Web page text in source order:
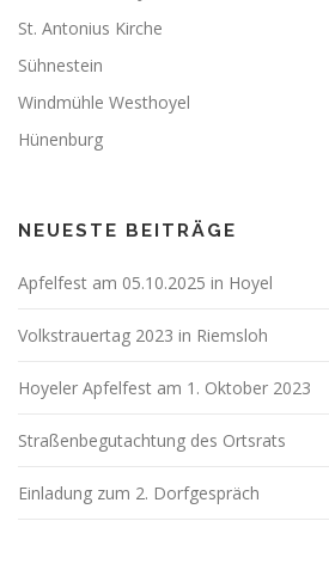
St. Antonius Kirche
Sühnestein
Windmühle Westhoyel
Hünenburg
NEUESTE BEITRÄGE
Apfelfest am 05.10.2025 in Hoyel
Volkstrauertag 2023 in Riemsloh
Hoyeler Apfelfest am 1. Oktober 2023
Straßenbegutachtung des Ortsrats
Einladung zum 2. Dorfgespräch